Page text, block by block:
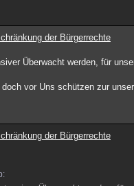
der Bürgerrechte
Überwacht werden, für
doch vor Uns schützen zur
der Bürgerrechte